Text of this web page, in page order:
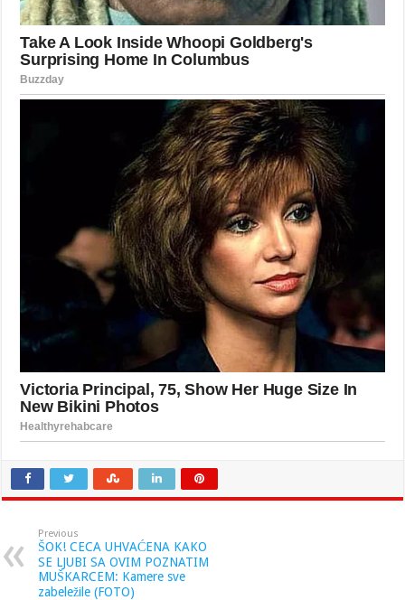
Previous
ŠOK! CECA UHVAĆENA KAKO
SE LJUBI SA OVIM POZNATIM
MUŠKARCEM: Kamere sve
zabeležile (FOTO)